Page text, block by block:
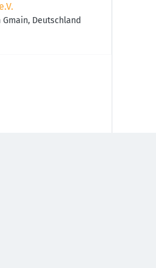
Deutschland